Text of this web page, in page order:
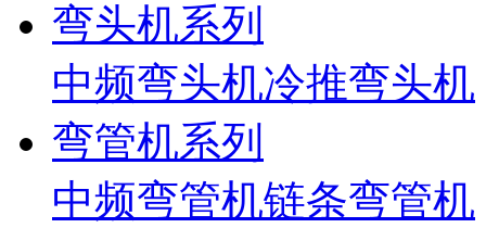
弯头机系列
中频弯头机冷推弯头机
弯管机系列
中频弯管机链条弯管机